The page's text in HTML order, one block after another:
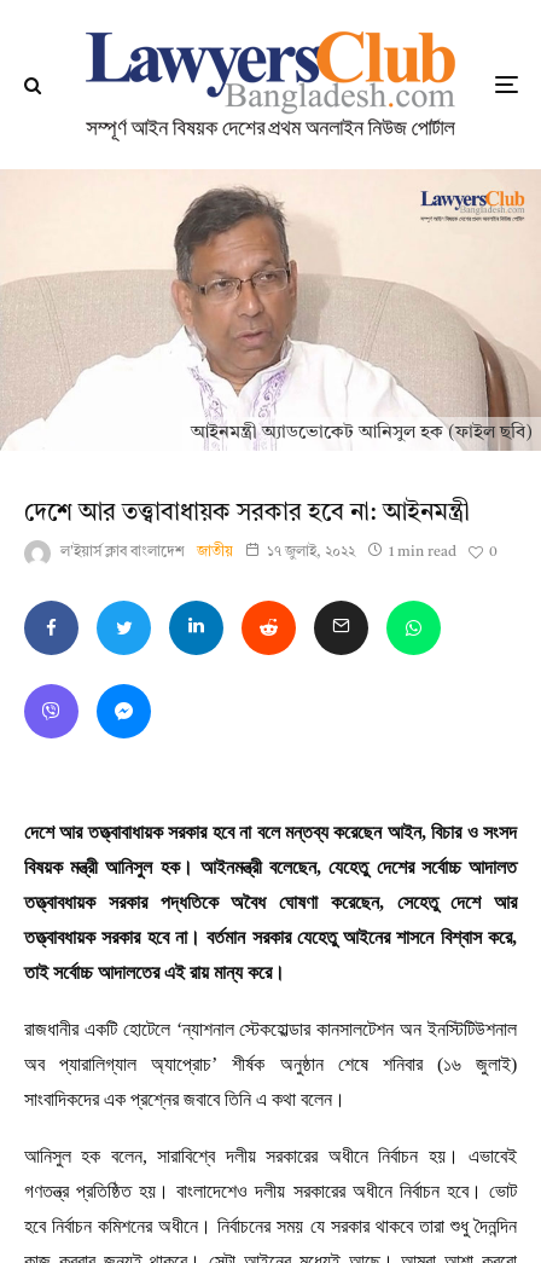
আইনমন্ত্রী অ্যাডভোকেট আনিসুল হক (ফাইল ছবি)
দেশে আর তত্ত্বাবাধায়ক সরকার হবে না: আইনমন্ত্রী
ল'ইয়ার্স ক্লাব বাংলাদেশ জাতীয় ১৭ জুলাই, ২০২২ 1 min read 0
দেশে আর তত্ত্বাবাধায়ক সরকার হবে না বলে মন্তব্য করেছেন আইন, বিচার ও সংসদ
বিষয়ক মন্ত্রী আনিসুল হক। আইনমন্ত্রী বলেছেন, যেহেতু দেশের সর্বোচ্চ আদালত
তত্ত্বাবধায়ক সরকার পদ্ধতিকে অবৈধ ঘোষণা করেছেন, সেহেতু দেশে আর
তত্ত্বাবধায়ক সরকার হবে না। বর্তমান সরকার যেহেতু আইনের শাসনে বিশ্বাস করে,
তাই সর্বোচ্চ আদালতের এই রায় মান্য করে।
রাজধানীর একটি হোটেলে ‘ন্যাশনাল স্টেকহোল্ডার কানসালটেশন অন ইনস্টিটিউশনাল
অব প্যারালিগ্যাল অ্যাপ্রোচ’ শীর্ষক অনুষ্ঠান শেষে শনিবার (১৬ জুলাই)
সাংবাদিকদের এক প্রশ্নের জবাবে তিনি এ কথা বলেন।
আনিসুল হক বলেন, সারাবিশ্বে দলীয় সরকারের অধীনে নির্বাচন হয়। এভাবেই
গণতন্ত্র প্রতিষ্ঠিত হয়। বাংলাদেশেও দলীয় সরকারের অধীনে নির্বাচন হবে। ভোট
হবে নির্বাচন কমিশনের অধীনে। নির্বাচনের সময় যে সরকার থাকবে তারা শুধু দৈনন্দিন